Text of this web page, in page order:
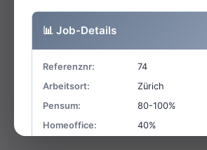
📊 Job-Details
Referenznr:
74
Arbeitsort:
Zürich
Pensum:
80-100%
Homeoffice:
40%